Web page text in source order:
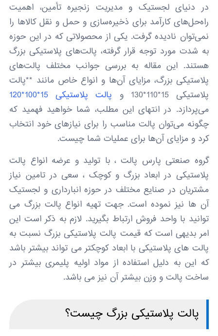
در دنیای لجستیک و مدیریت زنجیره تأمین، اهمیت
راه‌حل‌های کارآمد برای ذخیره‌سازی و حمل و نقل کالاها را
نمی‌توان نادیده گرفت. یکی از محصولاتی که در این حوزه
به شدت مورد توجه قرار گرفته، پالت‌های پلاستیکی بزرگ
هستند. این مقاله به بررسی جوانب مختلف پالت‌های
پلاستیکی بزرگ، مزایای آن‌ها و انواع خاص مانند **پالت
پلاستیکی 15*110*130 و
پالت پلاستیکی 15*100*120
می‌پردازد. در انتهای این مطلب، شما خواهید فهمید که
چگونه می‌توان پالت مناسب را برای نیازهای خود انتخاب
کرد و مزایای آن‌ها برای عملیات شما چیست.
گروه صنعتی پارس پالت ، با تولید و عرضه انواع پالت
پلاستیکی در ابعاد بزرگ و کوچک ، سعی در تامین نیاز
مشتریان در صنایع مختلف در حوزه انبارداری و لجستیک
آن ها نیز نموده است. جهت تهیه انواع پالت بزرگ می
توانید با واحد فروش ارتباط بگیرید. لازم به ذکر است این
امر بدیهی است که قیمت پالت پلاستیکی بزرگ نسبت به
پالت های پلاستیکی با ابعاد کوچکتر می تواند بیشتر باشد
که این به دلیل استفاده از مواد اولیه پلیمری بیشتر در
ساخت پالت و وزن بیشتر آن نیز می باشد.
پالت پلاستیکی بزرگ چیست؟